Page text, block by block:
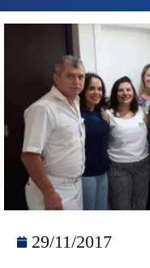
29/11/2017